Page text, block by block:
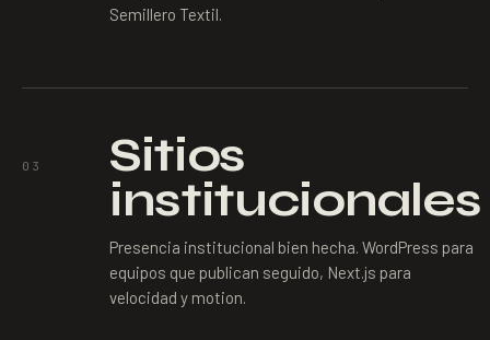
Semillero Textil.
03 Sitios
institucionales
Presencia institucional bien hecha. WordPress para
equipos que publican seguido, Next.js para
velocidad y motion.